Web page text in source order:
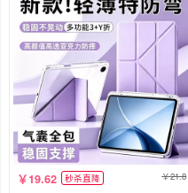
19.62 秒杀直降 21.8